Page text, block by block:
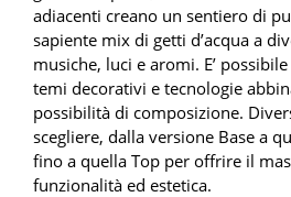
adiacenti creano un sentiero di
sapiente mix di getti d’acqua a
musiche, luci e aromi. E’
temi decorativi e tecnologie
possibilità di composizione.
scegliere, dalla versione Base a
fino a quella Top per offrire il
funzionalità ed estetica.